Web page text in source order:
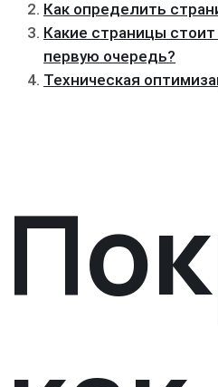
Как определить
Какие страницы
первую очередь?
Техническая